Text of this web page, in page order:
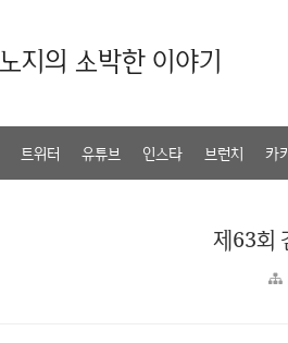
노지의 소박한 이야기
트위터 유튜브 인스타 브런치 카
제63회